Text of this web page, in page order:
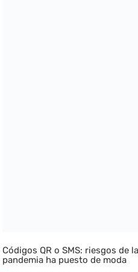
Códigos QR o SMS: riesgos de
pandemia ha puesto de moda